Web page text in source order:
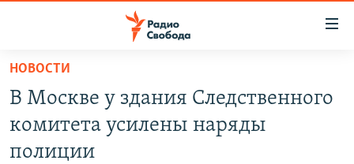
упрощенного
доступа
основному
АВТОРСКИЕ ПРОЕКТЫ
НОВОСТИ
В Москве у здания Следственного
комитета усилены наряды
полиции